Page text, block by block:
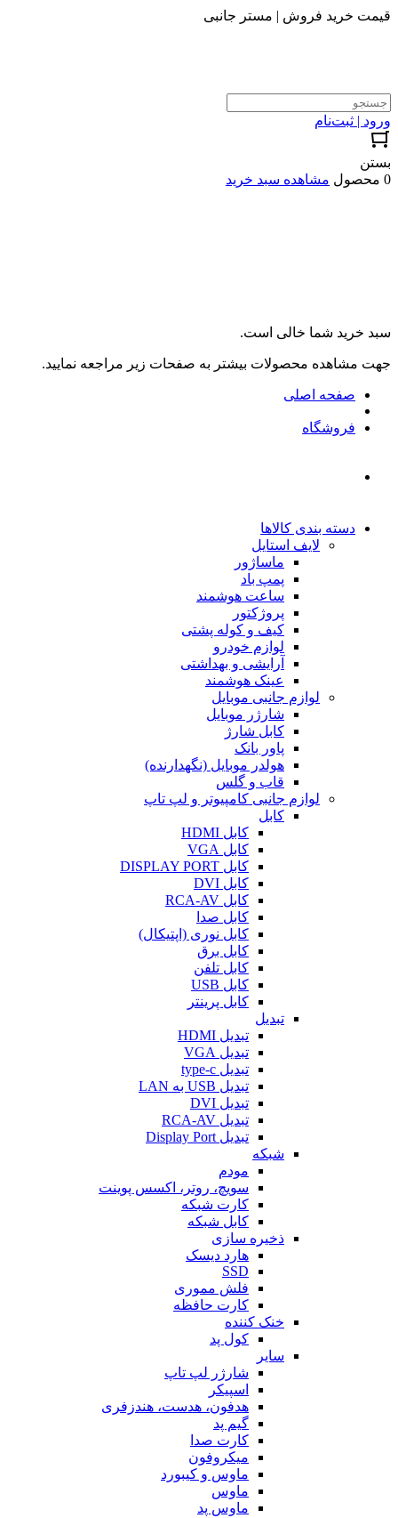
قیمت خرید فروش | مستر جانبی
ورود | ثبت‌نام
بستن
0 محصول
مشاهده سبد خرید
سبد خرید شما خالی است.
جهت مشاهده محصولات بیشتر به صفحات زیر مراجعه نمایید.
صفحه اصلی
فروشگاه
دسته بندی کالاها
لایف استایل
ماساژور
پمپ باد
ساعت هوشمند
پروژکتور
کیف و کوله پشتی
لوازم خودرو
آرایشی و بهداشتی
عینک هوشمند
لوازم جانبی موبایل
شارژر موبایل
کابل شارژ
پاور بانک
هولدر موبایل (نگهدارنده)
قاب و گلس
لوازم جانبی کامپیوتر و لپ تاپ
کابل
کابل HDMI
کابل VGA
کابل DISPLAY PORT
کابل DVI
کابل RCA-AV
کابل صدا
کابل نوری (اپتیکال)
کابل برق
کابل تلفن
کابل USB
کابل پرینتر
تبدیل
تبدیل HDMI
تبدیل VGA
تبدیل type-c
تبدیل USB به LAN
تبدیل DVI
تبدیل RCA-AV
تبدیل Display Port
شبکه
مودم
سویچ، روتر، اکسس پوینت
کارت شبکه
کابل شبکه
ذخیره سازی
هارد دیسک
SSD
فلش مموری
کارت حافظه
خنک کننده
کول پد
سایر
شارژر لپ تاپ
اسپیکر
هدفون، هدست، هندزفری
گیم پد
کارت صدا
میکروفون
ماوس و کیبورد
ماوس
ماوس پد